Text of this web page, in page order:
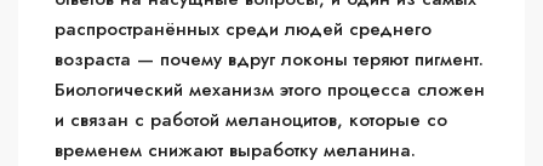
распространённых среди людей среднего
возраста — почему вдруг локоны теряют пигмент.
Биологический механизм этого процесса сложен
и связан с работой меланоцитов, которые со
временем снижают выработку меланина.